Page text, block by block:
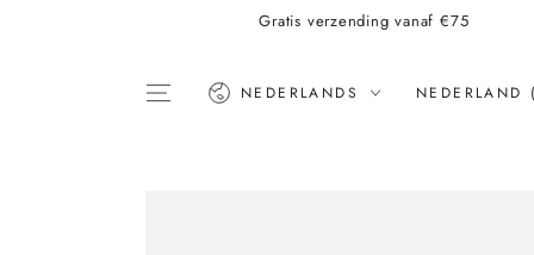
Gratis verzending vanaf €75
Taal NEDERLANDS Land
NEDERLAND